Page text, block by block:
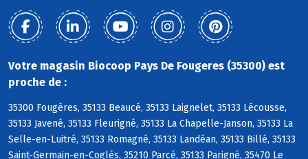
Votre magasin Biocoop Pays De Fougeres (35300) est
proche de :
35300 Fougères, 35133 Beaucé, 35133 Laignelet, 35133 Lécousse,
35133 Javené, 35133 Fleurigné, 35133 La Chapelle-Janson, 35133 La
Selle-en-Luitré, 35133 Romagné, 35133 Landéan, 35133 Billé, 35133
Saint-Germain-en-Coglès, 35210 Parcé, 35133 Parigné, 35470 Le